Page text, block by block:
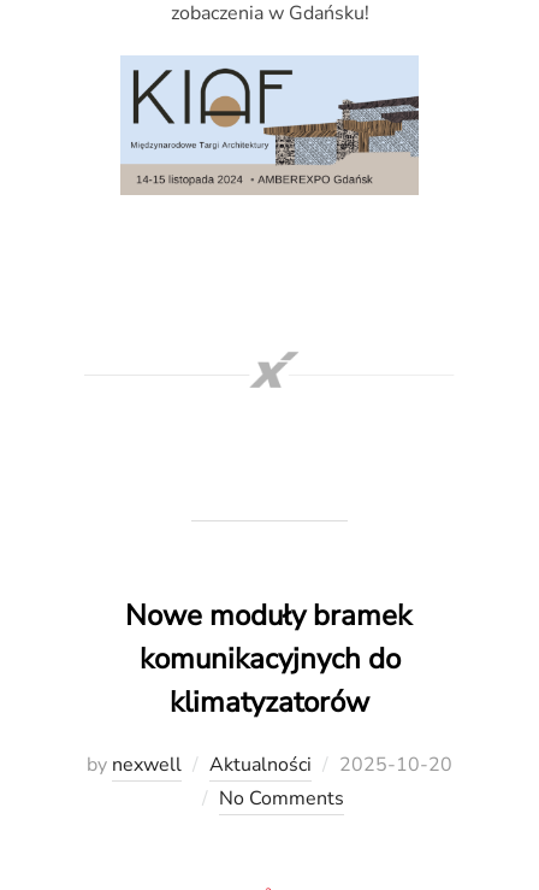
zobaczenia w Gdańsku!
Nowe moduły bramek
komunikacyjnych do
klimatyzatorów
by nexwell Aktualności
Posted
on
2025-10-20
No Comments